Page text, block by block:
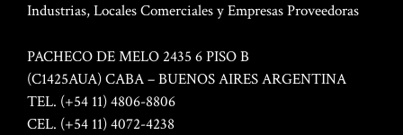
Industrias, Locales Comerciales y Empresas Proveedoras
PACHECO DE MELO 2435 6 PISO B
(C1425AUA) CABA – BUENOS AIRES ARGENTINA
TEL. (+54 11) 4806-8806
CEL. (+54 11) 4072-4238